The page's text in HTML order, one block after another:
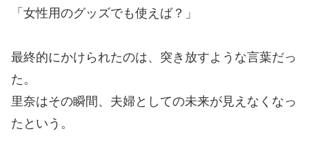
「女性用のグッズでも使えば？」
最終的にかけられたのは、突き放すような言葉だっ
た。
里奈はその瞬間、夫婦としての未来が見えなくなっ
たという。